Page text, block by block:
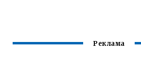
Реклама